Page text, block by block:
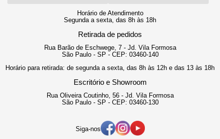
Horário de Atendimento
Segunda a sexta, das 8h às 18h
Retirada de pedidos
Rua Barão de Eschwege, 7 - Jd. Vila Formosa
São Paulo - SP - CEP: 03460-140
Horário para retirada: de segunda a sexta, das 8h às 12h e das 13 às 18h
Escritório e Showroom
Rua Oliveira Coutinho, 56 - Jd. Vila Formosa
São Paulo - SP - CEP: 03460-130
Siga-nos